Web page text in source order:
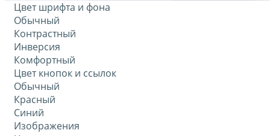
Цвет шрифта и фона
Обычный
Контрастный
Инверсия
Комфортный
Цвет кнопок и ссылок
Обычный
Красный
Синий
Изображения